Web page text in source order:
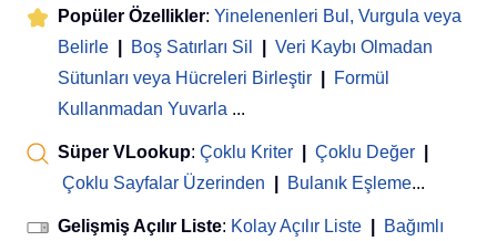
Popüler Özellikler: Yinelenenleri Bul, Vurgula veya
Belirle
Boş Satırları Sil
Veri Kaybı Olmadan
Sütunları veya Hücreleri Birleştir
Formül
Kullanmadan Yuvarla ...
Süper VLookup: Çoklu Kriter Çoklu Değer
Çoklu Sayfalar Üzerinden
Bulanık Eşleme...
Gelişmiş Açılır Liste: Kolay Açılır Liste
Bağımlı